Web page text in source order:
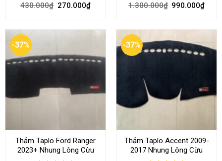
Rated
430.000₫ 270.000₫
Rated
1.300.000₫ 990.000₫
-37%
Thảm Taplo Ford Ranger
2023+ Nhung Lông Cừu
-37%
Thảm Taplo Accent 2009-
2017 Nhung Lông Cừu